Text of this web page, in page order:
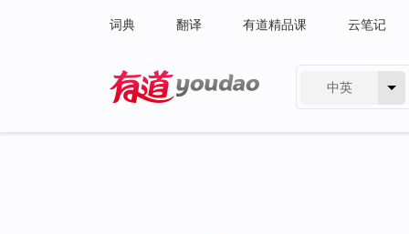
词典 翻译 有道精品课 云笔记
中英